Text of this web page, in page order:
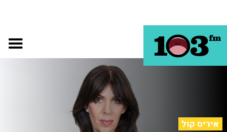
איריס קול